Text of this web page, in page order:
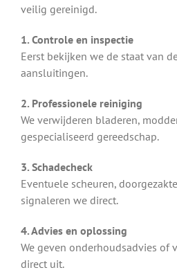
veilig gereinigd.
1. Controle en inspectie
Eerst bekijken we de staat van
aansluitingen.
2. Professionele reiniging
We verwijderen bladeren,
gespecialiseerd gereedschap.
3. Schadecheck
Eventuele scheuren,
signaleren we direct.
4. Advies en oplossing
We geven onderhoudsadvies of
direct uit.